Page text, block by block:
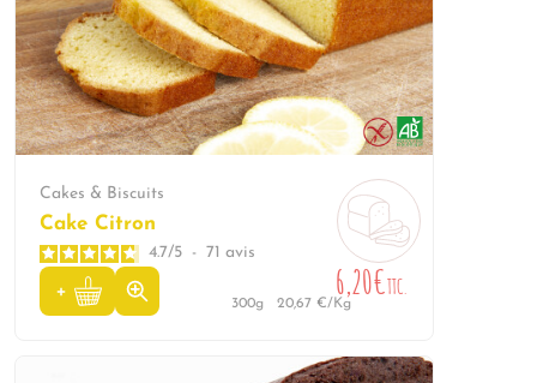
Cakes & Biscuits
Cake Citron
4.7/5 - 71 avis
6,20€TTC.
300g 20,67 €/Kg